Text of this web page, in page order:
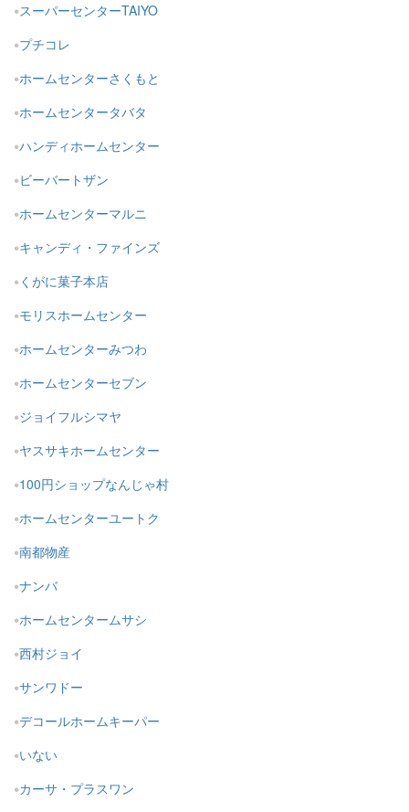
スーパーセンターTAIYO
プチコレ
ホームセンターさくもと
ホームセンタータバタ
ハンディホームセンター
ビーバートザン
ホームセンターマルニ
キャンディ・ファインズ
くがに菓子本店
モリスホームセンター
ホームセンターみつわ
ホームセンターセブン
ジョイフルシマヤ
ヤスサキホームセンター
100円ショップなんじゃ村
ホームセンターユートク
南都物産
ナンバ
ホームセンタームサシ
西村ジョイ
サンワドー
デコールホームキーパー
いない
カーサ・プラスワン